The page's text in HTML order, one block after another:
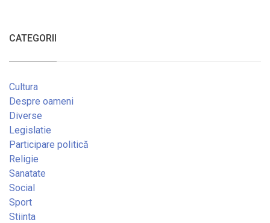
CATEGORII
Cultura
Despre oameni
Diverse
Legislatie
Participare politică
Religie
Sanatate
Social
Sport
Stiinta